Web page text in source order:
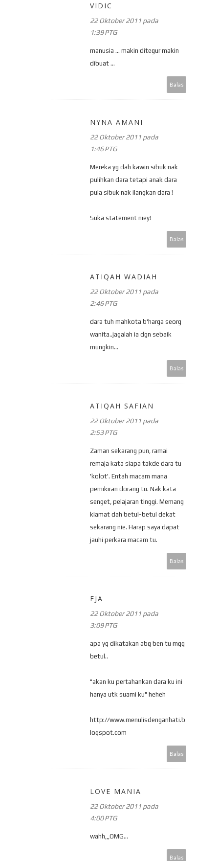
VIDIC
22 Oktober 2011 pada
1:39 PTG
manusia ... makin ditegur makin
dibuat ...
Balas
NYNA AMANI
22 Oktober 2011 pada
1:46 PTG
Mereka yg dah kawin sibuk nak
pulihkan dara tetapi anak dara
pula sibuk nak ilangkan dara !
Suka statement niey!
Balas
ATIQAH WADIAH
22 Oktober 2011 pada
2:46 PTG
dara tuh mahkota b'harga seorg
wanita..jagalah ia dgn sebaik
mungkin...
Balas
ATIQAH SAFIAN
22 Oktober 2011 pada
2:53 PTG
Zaman sekarang pun, ramai
remaja kata siapa takde dara tu
'kolot'. Entah macam mana
pemikiran dorang tu. Nak kata
senget, pelajaran tinggi. Memang
kiamat dah betul-betul dekat
sekarang nie. Harap saya dapat
jauhi perkara macam tu.
Balas
EJA
22 Oktober 2011 pada
3:09 PTG
apa yg dikatakan abg ben tu mgg
betul..
"akan ku pertahankan dara ku ini
hanya utk suami ku" heheh
http://www.menulisdenganhati.b
logspot.com
Balas
LOVE MANIA
22 Oktober 2011 pada
4:00 PTG
wahh,,,OMG...
Balas